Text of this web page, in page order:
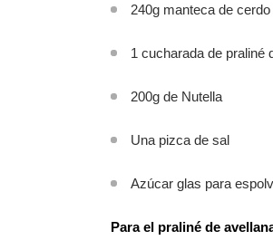
240g manteca de cerdo
1 cucharada de praliné
200g de Nutella
Una pizca de sal
Azúcar glas para
Para el praliné de